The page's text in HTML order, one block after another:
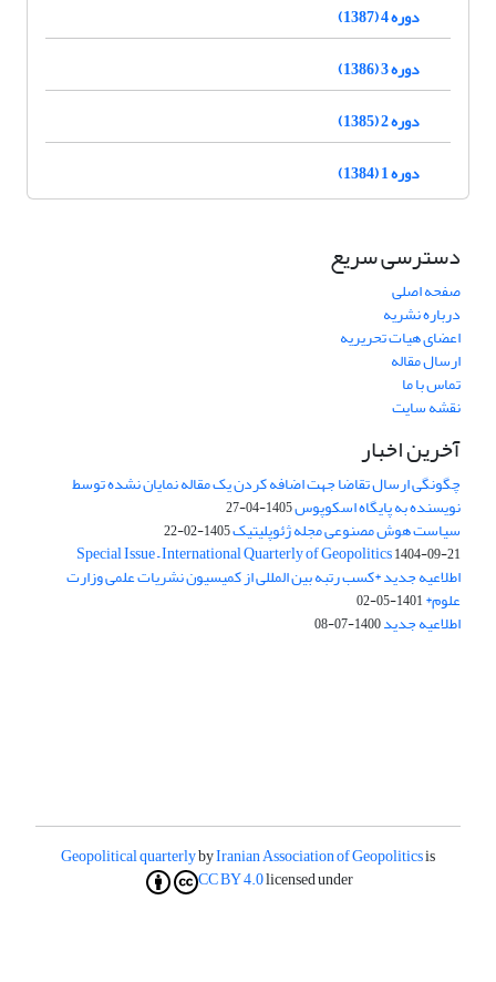
دوره 4 (1387)
دوره 3 (1386)
دوره 2 (1385)
دوره 1 (1384)
دسترسی سریع
صفحه اصلی
درباره نشریه
اعضای هیات تحریریه
ارسال مقاله
تماس با ما
نقشه سایت
آخرین اخبار
چگونگی ارسال تقاضا جهت اضافه کردن یک مقاله نمایان نشده توسط
نویسنده به پایگاه اسکوپوس1405-04-27
سیاست هوش مصنوعی مجله ژئوپلیتیک1405-02-22
Special Issue – International Quarterly of Geopolitics1404-09-21
اطلاعیه جدید *کسب رتبه بین المللی از کمیسیون نشریات علمی وزارت
علوم*1401-05-02
اطلاعیه جدید1400-07-08
Geopolitical quarterlybyIranian Association of Geopoliticsis
licensed under
CC BY 4.0